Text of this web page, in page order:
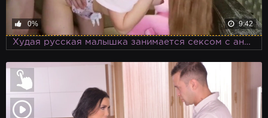
0% 9:42
Худая русская малышка занимается сексом с анальной пробкой в жопе прямо перед включённой веб камерой